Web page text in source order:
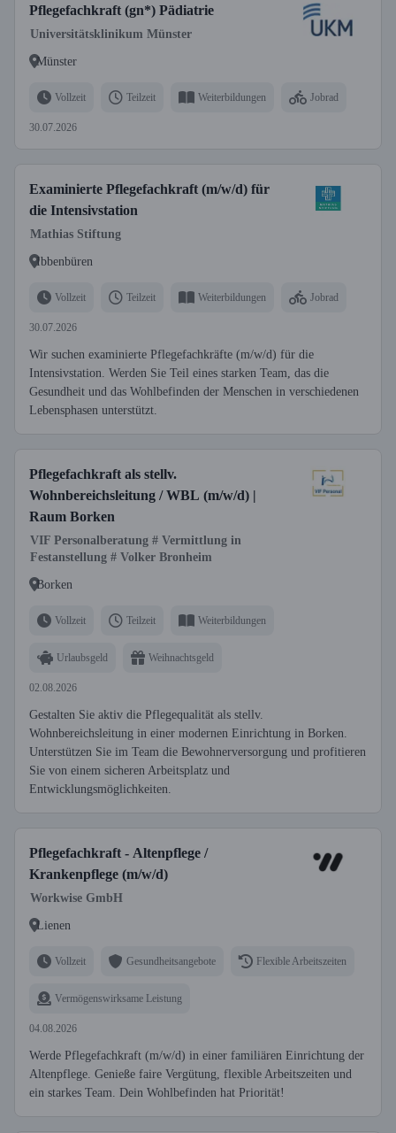
Pflegefachkraft (gn*) Pädiatrie
Universitätsklinikum Münster
Münster
Vollzeit Teilzeit Weiterbildungen Jobrad
30.07.2026
Examinierte Pflegefachkraft (m/w/d) für
die Intensivstation
Mathias Stiftung
Ibbenbüren
Vollzeit Teilzeit Weiterbildungen Jobrad
30.07.2026
Wir suchen examinierte Pflegefachkräfte (m/w/d) für die
Intensivstation. Werden Sie Teil eines starken Team, das die
Gesundheit und das Wohlbefinden der Menschen in verschiedenen
Lebensphasen unterstützt.
Pflegefachkraft als stellv.
Wohnbereichsleitung / WBL (m/w/d) |
Raum Borken
VIF Personalberatung # Vermittlung in
Festanstellung # Volker Bronheim
Borken
Vollzeit Teilzeit Weiterbildungen
Urlaubsgeld Weihnachtsgeld
02.08.2026
Gestalten Sie aktiv die Pflegequalität als stellv.
Wohnbereichsleitung in einer modernen Einrichtung in Borken.
Unterstützen Sie im Team die Bewohnerversorgung und profitieren
Sie von einem sicheren Arbeitsplatz und
Entwicklungsmöglichkeiten.
Pflegefachkraft - Altenpflege /
Krankenpflege (m/w/d)
Workwise GmbH
Lienen
Vollzeit Gesundheitsangebote Flexible Arbeitszeiten
Vermögenswirksame Leistung
04.08.2026
Werde Pflegefachkraft (m/w/d) in einer familiären Einrichtung der
Altenpflege. Genieße faire Vergütung, flexible Arbeitszeiten und
ein starkes Team. Dein Wohlbefinden hat Priorität!